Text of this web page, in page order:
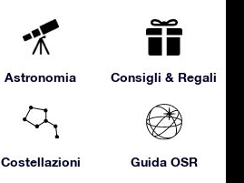
Astronomia Consigli & Regali
Costellazioni Guida OSR